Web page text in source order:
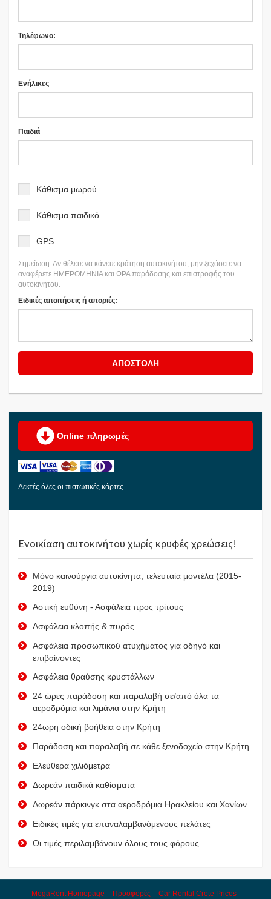
Τηλέφωνο:
Ενήλικες
Παιδιά
Κάθισμα μωρού
Κάθισμα παιδικό
GPS
Σημείωση: Αν θέλετε να κάνετε κράτηση αυτοκινήτου, μην ξεχάσετε να
αναφέρετε ΗΜΕΡΟΜΗΝΙΑ και ΩΡΑ παράδοσης και επιστροφής του
αυτοκινήτου.
Ειδικές απαιτήσεις ή αποριές:
ΑΠΟΣΤΟΛΗ
Online πληρωμές
Δεκτές όλες οι πιστωτικές κάρτες.
Ενοικίαση αυτοκινήτου χωρίς κρυφές χρεώσεις!
Μόνο καινούργια αυτοκίνητα, τελευταία μοντέλα (2015-
2019)
Αστική ευθύνη - Ασφάλεια προς τρίτους
Ασφάλεια κλοπής & πυρός
Ασφάλεια προσωπικού ατυχήματος για οδηγό και
επιβαίνοντες
Ασφάλεια θραύσης κρυστάλλων
24 ώρες παράδοση και παραλαβή σε/από όλα τα
αεροδρόμια και λιμάνια στην Κρήτη
24ωρη οδική βοήθεια στην Κρήτη
Παράδοση και παραλαβή σε κάθε ξενοδοχείο στην Κρήτη
Ελεύθερα χιλιόμετρα
Δωρεάν παιδικά καθίσματα
Δωρεάν πάρκινγκ στα αεροδρόμια Ηρακλείου και Χανίων
Ειδικές τιμές για επαναλαμβανόμενους πελάτες
Οι τιμές περιλαμβάνουν όλους τους φόρους.
MegaRent Homepage Προσφορές Car Rental Crete Prices